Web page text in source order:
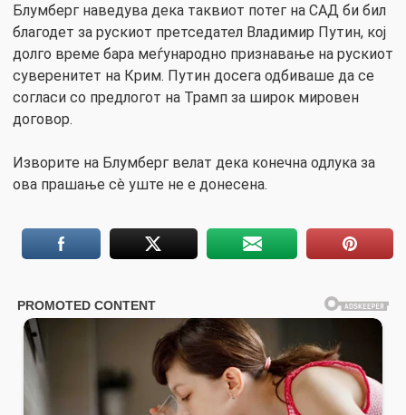
Блумберг наведува дека таквиот потег на САД би бил
благодет за рускиот претседател Владимир Путин, кој
долго време бара меѓународно признавање на рускиот
суверенитет на Крим. Путин досега одбиваше да се
согласи со предлогот на Трамп за широк мировен
договор.
Изворите на Блумберг велат дека конечна одлука за
ова прашање сè уште не е донесена.